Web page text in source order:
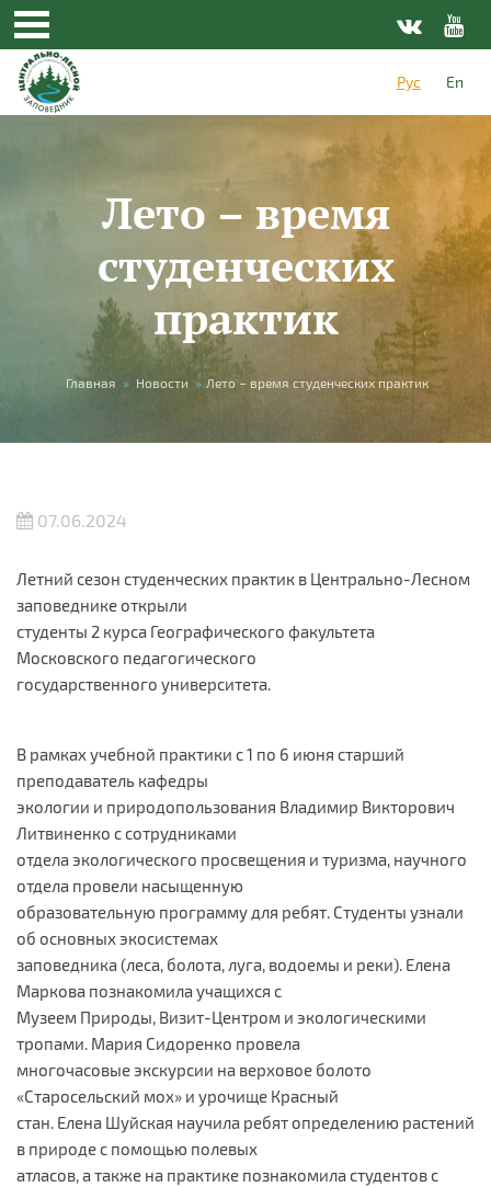
Перейти к основному содержанию
Рус
En
Лето – время
студенческих
практик
Вы здесь
Главная » Новости » Лето – время студенческих практик
07.06.2024
Летний сезон студенческих практик в Центрально-Лесном
заповеднике открыли
студенты 2 курса Географического факультета
Московского педагогического
государственного университета.
В рамках учебной практики с 1 по 6 июня старший
преподаватель кафедры
экологии и природопользования Владимир Викторович
Литвиненко с сотрудниками
отдела экологического просвещения и туризма, научного
отдела провели насыщенную
образовательную программу для ребят. Студенты узнали
об основных экосистемах
заповедника (леса, болота, луга, водоемы и реки). Елена
Маркова познакомила учащихся с
Музеем Природы, Визит-Центром и экологическими
тропами. Мария Сидоренко провела
многочасовые экскурсии на верховое болото
«Старосельский мох» и урочище Красный
стан. Елена Шуйская научила ребят определению растений
в природе с помощью полевых
атласов, а также на практике познакомила студентов с